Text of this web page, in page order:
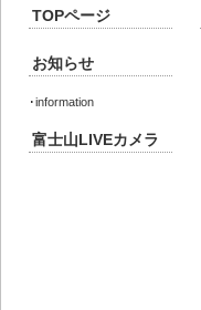
TOPページ
お知らせ
･information
富士山LIVEカメラ